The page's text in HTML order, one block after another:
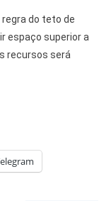
do teto de
espaço superior a
recursos será